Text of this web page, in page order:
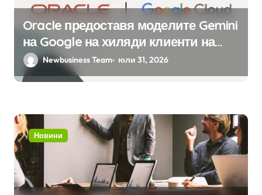
Oracle предоставя моделите Gemini
на Google на хиляди клиенти на
бизнес приложения
Newbusiness Team юли 31, 2026
Новини